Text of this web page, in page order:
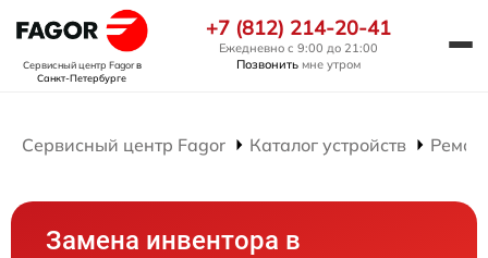
Сервисный центр Fagorв
Санкт-Петербурге
+7 (812) 214-20-41
Ежедневно с 9:00 до 21:00
Позвонить мне утром
Сервисный центр Fagor Каталог устройств
Замена инвентора в